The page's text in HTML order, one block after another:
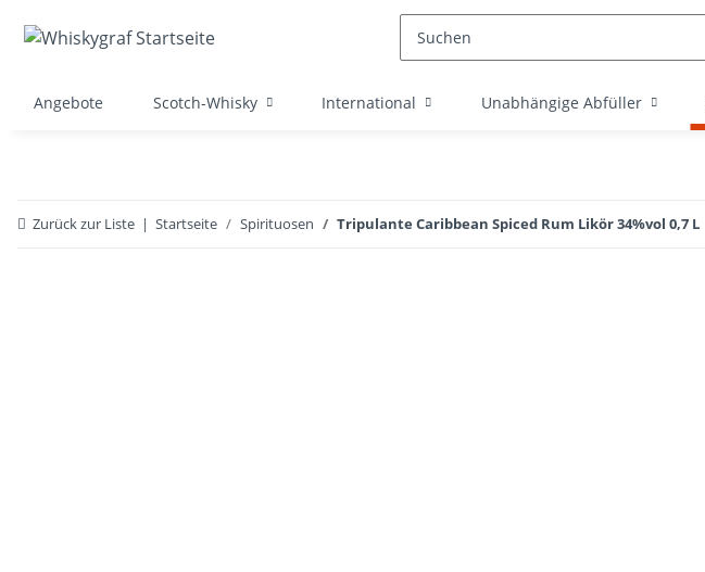
Angebote Scotch-Whisky International Unabhängige Abfüller
Zurück zur Liste Startseite Spirituosen Tripulante Caribbean Spiced Rum Likör 34%vol 0,7 L